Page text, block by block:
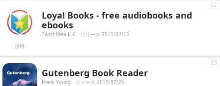
無料
Loyal Books - free audiobooks and
ebooks
Twist Idea LLC リリース 2015/02/13
22
Gutenberg Book Reader
Frank Young リリース 2013/07/26
23